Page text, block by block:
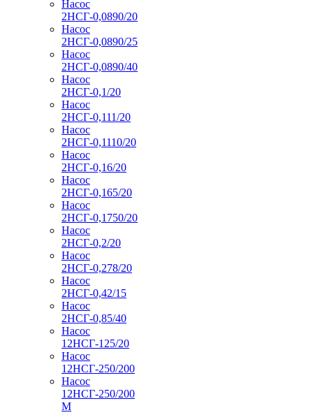
Насос
2НСГ-0,0890/20
Насос
2НСГ-0,0890/25
Насос
2НСГ-0,0890/40
Насос
2НСГ-0,1/20
Насос
2НСГ-0,111/20
Насос
2НСГ-0,1110/20
Насос
2НСГ-0,16/20
Насос
2НСГ-0,165/20
Насос
2НСГ-0,1750/20
Насос
2НСГ-0,2/20
Насос
2НСГ-0,278/20
Насос
2НСГ-0,42/15
Насос
2НСГ-0,85/40
Насос
12НСГ-125/20
Насос
12НСГ-250/200
Насос
12НСГ-250/200
М